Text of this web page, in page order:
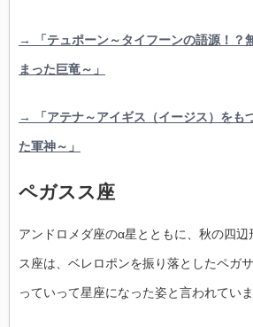
→ 「テュポーン～タイフーンの語源！？
まった巨竜～」
→ 「アテナ～アイギス（イージス）をも
た軍神～」
ペガスス座
アンドロメダ座のα星とともに、秋の四辺
ス座は、ベレロポンを振り落としたペガ
っていって星座になった姿と言われていま